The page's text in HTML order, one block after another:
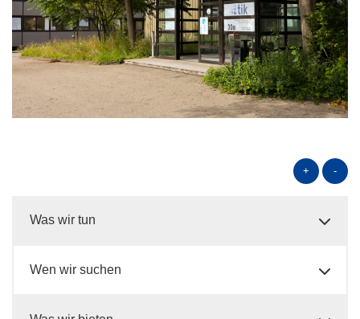
+ -
Was wir tun
Wen wir suchen